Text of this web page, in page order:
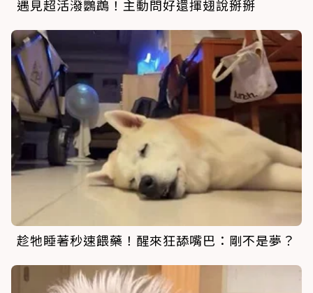
遇見超活潑鸚鵡！主動問好還揮翅說掰掰
趁牠睡著秒速餵藥！醒來狂舔嘴巴：剛不是夢？